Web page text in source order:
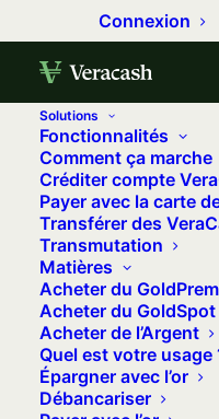
Connexion
Solutions
Fonctionnalités
Comment ça marche
Créditer compte
Payer avec la carte
Transférer des
Transmutation
Matières
Acheter du
Acheter du GoldSpot
Acheter de l’Argent
Quel est votre usage
Épargner avec l’or
Débancariser
Accueil
Gérer son
En finir avec le
Français
En finir avec le
économique des
2 avril 2021 • 13 minutes
Le 23 février